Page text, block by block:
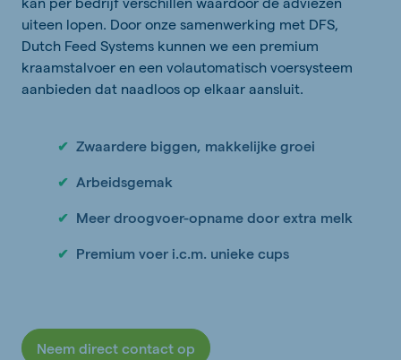
uiteen lopen. Door onze samenwerking met DFS,
Dutch Feed Systems kunnen we een premium
kraamstalvoer en een volautomatisch voersysteem
aanbieden dat naadloos op elkaar aansluit.
✔ Zwaardere biggen, makkelijke groei
✔ Arbeidsgemak
✔ Meer droogvoer-opname door extra melk
✔ Premium voer i.c.m. unieke cups
Neem direct contact op